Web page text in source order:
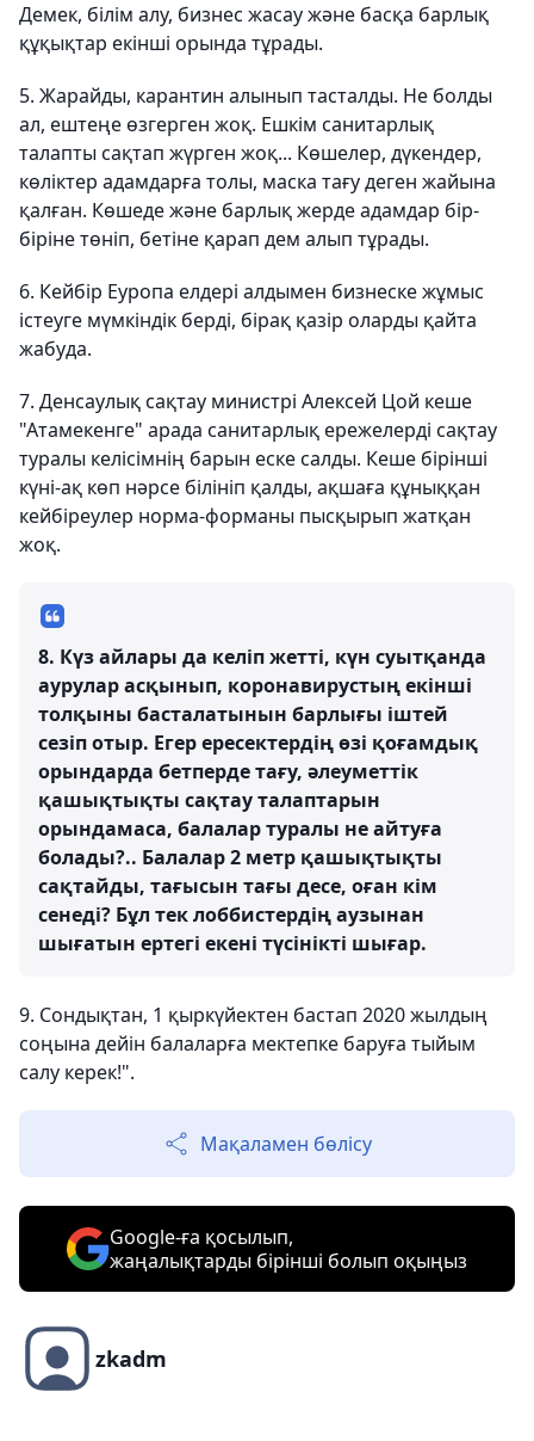
Демек, білім алу, бизнес жасау және басқа барлық
құқықтар екінші орында тұрады.
5. Жарайды, карантин алынып тасталды. Не болды
ал, ештеңе өзгерген жоқ. Ешкім санитарлық
талапты сақтап жүрген жоқ... Көшелер, дүкендер,
көліктер адамдарға толы, маска тағу деген жайына
қалған. Көшеде және барлық жерде адамдар бір-
біріне төніп, бетіне қарап дем алып тұрады.
6. Кейбір Еуропа елдері алдымен бизнеске жұмыс
істеуге мүмкіндік берді, бірақ қазір оларды қайта
жабуда.
7. Денсаулық сақтау министрі Алексей Цой кеше
"Атамекенге" арада санитарлық ережелерді сақтау
туралы келісімнің барын еске салды. Кеше бірінші
күні-ақ көп нәрсе білініп қалды, ақшаға құныққан
кейбіреулер норма-форманы пысқырып жатқан
жоқ.
8. Күз айлары да келіп жетті, күн суытқанда
аурулар асқынып, коронавирустың екінші
толқыны басталатынын барлығы іштей
сезіп отыр. Егер ересектердің өзі қоғамдық
орындарда бетперде тағу, әлеуметтік
қашықтықты сақтау талаптарын
орындамаса, балалар туралы не айтуға
болады?.. Балалар 2 метр қашықтықты
сақтайды, тағысын тағы десе, оған кім
сенеді? Бұл тек лоббистердің аузынан
шығатын ертегі екені түсінікті шығар.
9. Сондықтан, 1 қыркүйектен бастап 2020 жылдың
соңына дейін балаларға мектепке баруға тыйым
салу керек!".
Мақаламен бөлісу
Google-ға қосылып,
жаңалықтарды бірінші болып оқыңыз
zkadm